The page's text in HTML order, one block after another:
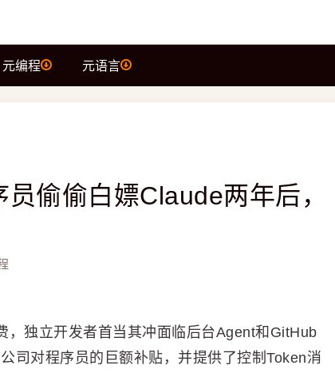
元编程 元语言
偷偷白嫖Claude两年后，
独立开发者首当其冲面临后台Agent和GitHub
司对程序员的巨额补贴，并提供了控制Token消